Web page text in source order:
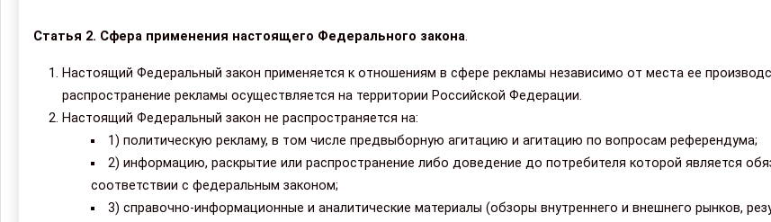
Статья 2. Сфера применения настоящего Федерального закона.
Настоящий Федеральный закон применяется к отношениям в сфере рекламы независимо от места ее
распространение рекламы осуществляется на территории Российской Федерации.
Настоящий Федеральный закон не распространяется на:
1) политическую рекламу, в том числе предвыборную агитацию и агитацию по вопросам референдума;
2) информацию, раскрытие или распространение либо доведение до потребителя которой является
соответствии с федеральным законом;
3) справочно-информационные и аналитические материалы (обзоры внутреннего и внешнего рынков,